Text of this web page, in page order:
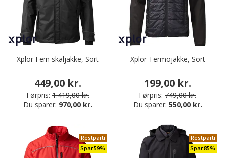
Xplor Fern skaljakke, Sort
449,00 kr.
Førpris: 1.419,00 kr.
Du sparer: 970,00 kr.
Xplor Termojakke, Sort
199,00 kr.
Førpris: 749,00 kr.
Du sparer: 550,00 kr.
Restparti
Spar 59%
Restparti
Spar 85%